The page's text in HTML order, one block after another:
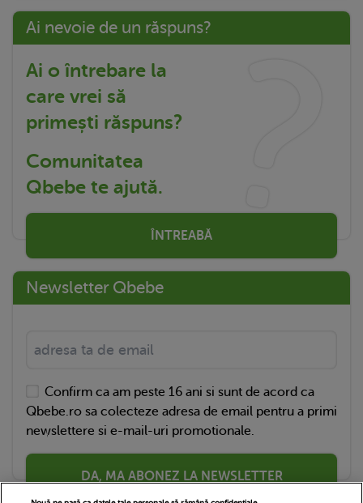
Ai nevoie de un răspuns?
Ai o întrebare la
care vrei să
primești răspuns?
Comunitatea
Qbebe te ajută.
ÎNTREABĂ
Newsletter Qbebe
Confirm ca am peste 16 ani si sunt de acord ca
Qbebe.ro sa colecteze adresa de email pentru a primi
newslettere si e-mail-uri promotionale.
DA, MA ABONEZ LA NEWSLETTER